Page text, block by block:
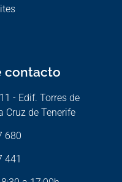
contacto
- Edif. Torres de
Cruz de Tenerife
680
441